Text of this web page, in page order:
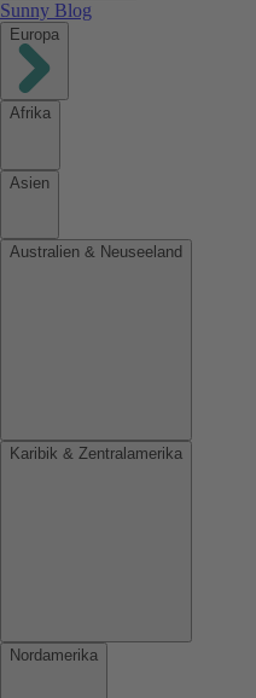
Sunny Blog
Europa
Afrika
Asien
Australien & Neuseeland
Karibik & Zentralamerika
Nordamerika